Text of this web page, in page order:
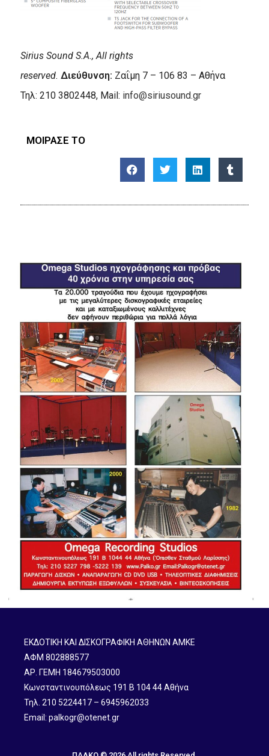
Sirius Sound S.A., All rights
reserved. Διεύθυνση: Ζαΐμη 7 – 106 83 – Αθήνα
Τηλ: 210 3802448, Mail: info@siriusound.gr
ΜΟΙΡΑΣΕ ΤΟ
ΕΚΔΟΤΙΚΗ ΚΑΙ ΔΙΣΚΟΓΡΑΦΙΚΗ ΑΘΗΝΩΝ ΑΜΚΕ
ΑΦΜ 802888577
ΑΡ. ΓΕΜΗ 184679503000
Κωνσταντινουπόλεως 191 B 104 44 Αθήνα
Τηλ. 210 5224417 – 6945962033
Email: palkogr@otenet.gr